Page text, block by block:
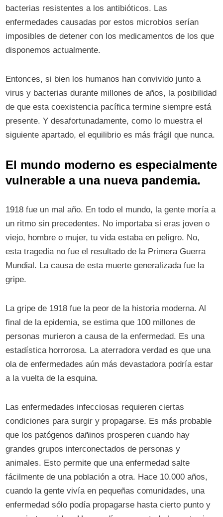
bacterias resistentes a los antibióticos. Las
enfermedades causadas por estos microbios serían
imposibles de detener con los medicamentos de los que
disponemos actualmente.
Entonces, si bien los humanos han convivido junto a
virus y bacterias durante millones de años, la posibilidad
de que esta coexistencia pacífica termine siempre está
presente. Y desafortunadamente, como lo muestra el
siguiente apartado, el equilibrio es más frágil que nunca.
El mundo moderno es especialmente
vulnerable a una nueva pandemia.
1918 fue un mal año. En todo el mundo, la gente moría a
un ritmo sin precedentes. No importaba si eras joven o
viejo, hombre o mujer, tu vida estaba en peligro. No,
esta tragedia no fue el resultado de la Primera Guerra
Mundial. La causa de esta muerte generalizada fue la
gripe.
La gripe de 1918 fue la peor de la historia moderna. Al
final de la epidemia, se estima que 100 millones de
personas murieron a causa de la enfermedad. Es una
estadística horrorosa. La aterradora verdad es que una
ola de enfermedades aún más devastadora podría estar
a la vuelta de la esquina.
Las enfermedades infecciosas requieren ciertas
condiciones para surgir y propagarse. Es más probable
que los patógenos dañinos prosperen cuando hay
grandes grupos interconectados de personas y
animales. Esto permite que una enfermedad salte
fácilmente de una población a otra. Hace 10.000 años,
cuando la gente vivía en pequeñas comunidades, una
enfermedad sólo podía propagarse hasta cierto punto y